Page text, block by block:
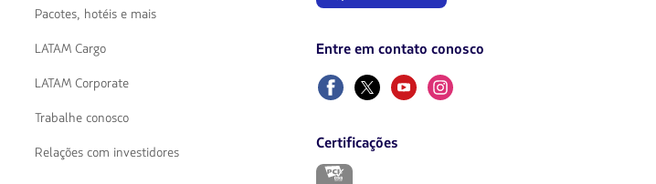
Pacotes, hotéis e mais
LATAM Cargo
LATAM Corporate
Trabalhe conosco
Relações com investidores
uma
aba.
Entre em contato conosco
FacebookTwitterYoutubeInstagram
Certificações
O